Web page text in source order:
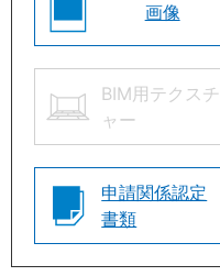
画像
BIM用テクスチ
ャー
申請関係認定
書類